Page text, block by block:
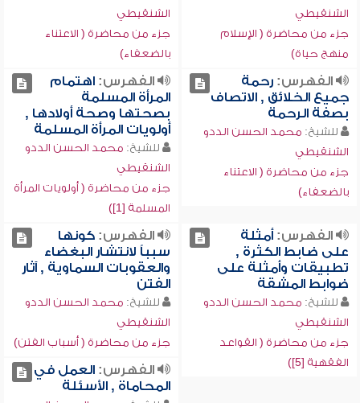
الشنقيطي
جزء من محاضرة ( الإسلام
منهج حياة)
الشنقيطي
جزء من محاضرة ( الاعتناء
بالضعفاء)
الفهرس:رحمة
جميع الخلائق , الاتصاف
بصفة الرحمة
للشيخ: محمد الحسن الددو
الشنقيطي
جزء من محاضرة ( الاعتناء
بالضعفاء)
الفهرس:اهتمام
المرأة المسلمة
بصحتها وصحة أولادها ,
أولويات المرأة المسلمة
للشيخ: محمد الحسن الددو
الشنقيطي
جزء من محاضرة ( أولويات المرأة
المسلمة [1])
الفهرس:أمثلة
على ضابط الكثرة ,
تطبيقات وأمثلة على
ضوابط المشقة
للشيخ: محمد الحسن الددو
الشنقيطي
جزء من محاضرة ( القواعد
الفقهية [5])
الفهرس:كونها
سبباً لانتشار البغضاء
والعقوبات السماوية , آثار
الفتن
للشيخ: محمد الحسن الددو
الشنقيطي
جزء من محاضرة ( أسباب الفتن)
الفهرس:العمل في
المحاماة , الأسئلة